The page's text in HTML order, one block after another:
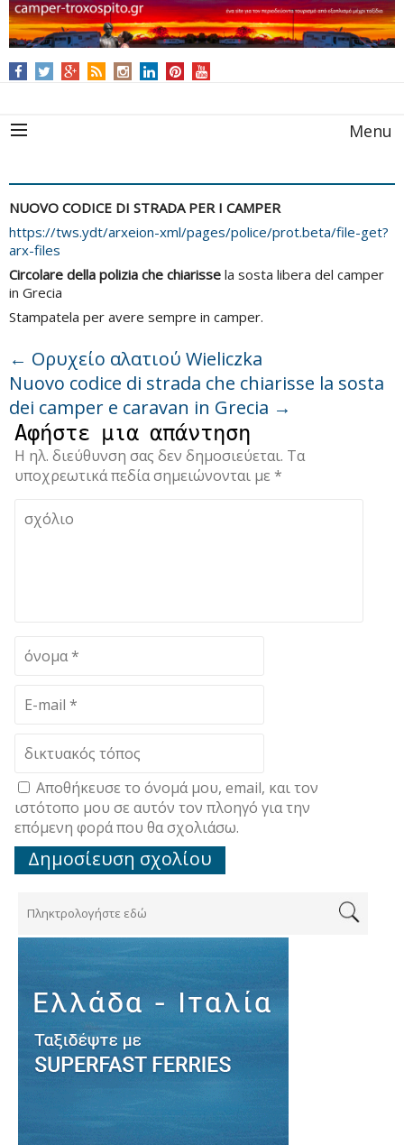
Menu
NUOVO CODICE DI STRADA PER I CAMPER
https://tws.ydt/arxeion-xml/pages/police/prot.beta/file-get?
arx-files
Circolare della polizia che chiarisse la sosta libera del camper
in Grecia
Stampatela per avere sempre in camper.
← Ορυχείο αλατιού Wieliczka
Nuovo codice di strada che chiarisse la sosta
dei camper e caravan in Grecia →
Αφήστε μια απάντηση
Η ηλ. διεύθυνση σας δεν δημοσιεύεται. Τα
υποχρεωτικά πεδία σημειώνονται με *
Αποθήκευσε το όνομά μου, email, και τον
ιστότοπο μου σε αυτόν τον πλοηγό για την
επόμενη φορά που θα σχολιάσω.